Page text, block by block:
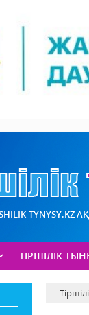
TYNYSY.KZ
ТІРШІЛІК